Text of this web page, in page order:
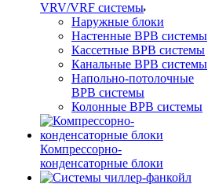
VRV/VRF системы
Наружные блоки
Настенные ВРВ системы
Кассетные ВРВ системы
Канальные ВРВ системы
Напольно-потолочные
ВРВ системы
Колонные ВРВ системы
Компрессорно-
конденсаторные блоки